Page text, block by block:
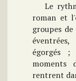
Le
roman et
groupes de
égorgés ;
moments
rentrent